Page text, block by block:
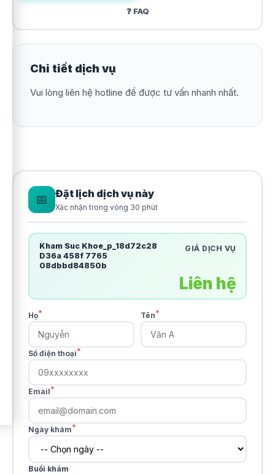
❓ FAQ
Chi tiết dịch vụ
Vui lòng liên hệ hotline để được tư vấn nhanh nhất.
📅 Đặt lịch dịch vụ này
Xác nhận trong vòng 30 phút
Kham Suc Khoe_p_18d72c28
D36a 458f 7765
08dbbd84850b
GIÁ DỊCH VỤ
Liên hệ
Họ* Tên*
Số điện thoại*
Email*
Ngày khám*
Buổi khám